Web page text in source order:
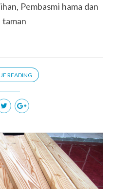
Pembasmi hama dan
taman
READING